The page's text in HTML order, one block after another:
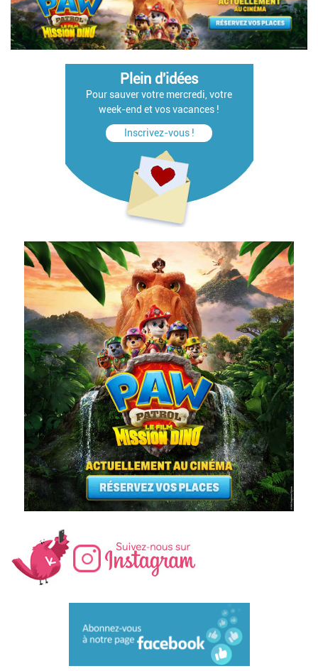
Plein d'idées
Pour sauver votre mercredi, votre
week-end et vos vacances !
Inscrivez-vous !